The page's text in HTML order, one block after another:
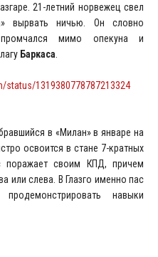
21-летний норвежец свел
вырвать ничью. Он словно
мимо опекуна и
Баркаса
status/1319380778787213324
в «Милан» в январе на
освоится в стане 7-кратных
поражает своим КПД, причем
или слева. В Глазго именно пас
навыки